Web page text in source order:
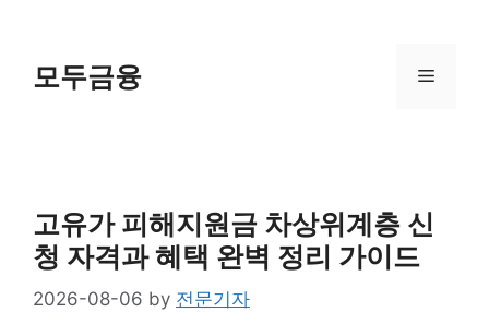
content모두금융 Menu
고유가 피해지원금 차상위계층 신
청 자격과 혜택 완벽 정리 가이드
2026-08-06 by 전문기자